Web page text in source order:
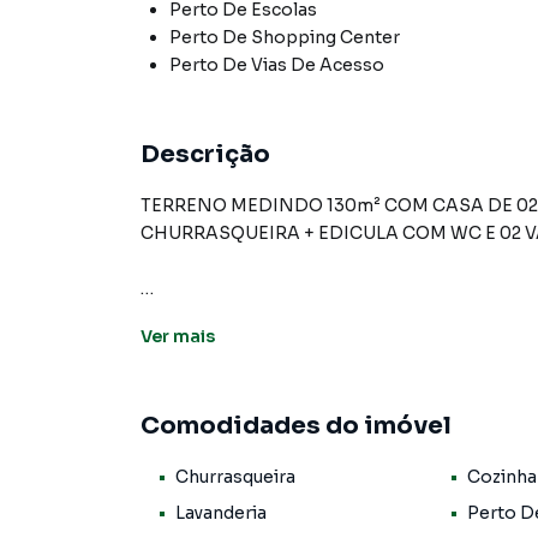
Perto De Escolas
Perto De Shopping Center
Perto De Vias De Acesso
Descrição
TERRENO MEDINDO 130m² COM CASA DE
CHURRASQUEIRA + EDICULA COM WC E 02
procurava ou deseja mais informações sobre
A A Bela Vista Imóveis tem mais opções de
lançamentos na planta em Novo Osasco e
de ofertas para encontrar o imóvel que mais
Ver mais
Comodidades do imóvel
Churrasqueira Cozinha
Lavanderia
Perto